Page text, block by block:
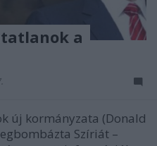
a
új kormányzata (Donald
Szíriát –